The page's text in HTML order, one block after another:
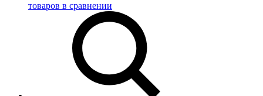
товаров в сравнении